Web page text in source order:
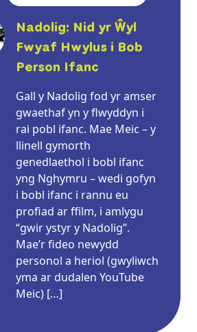
Nadolig: Nid yr Ŵyl
Fwyaf Hwylus i Bob
Person Ifanc
Gall y Nadolig fod yr amser
gwaethaf yn y flwyddyn i
rai pobl ifanc. Mae Meic – y
llinell gymorth
genedlaethol i bobl ifanc
yng Nghymru – wedi gofyn
i bobl ifanc i rannu eu
profiad ar ffilm, i amlygu
“gwir ystyr y Nadolig”.
Mae’r fideo newydd
personol a heriol (gwyliwch
yma ar dudalen YouTube
Meic) […]